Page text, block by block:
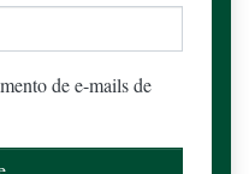
de e-mails de